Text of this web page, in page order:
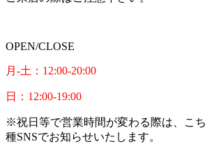
OPEN/CLOSE
月-土：12:00-20:00
日：12:00-19:00
※祝日等で営業時間が変わる際は、こ
種SNSでお知らせいたします。